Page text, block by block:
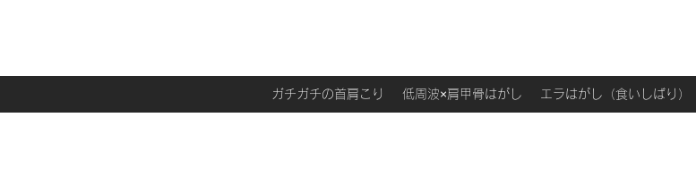
ガチガチの首肩こり 低周波×肩甲骨はがし エラはがし（食いしばり）